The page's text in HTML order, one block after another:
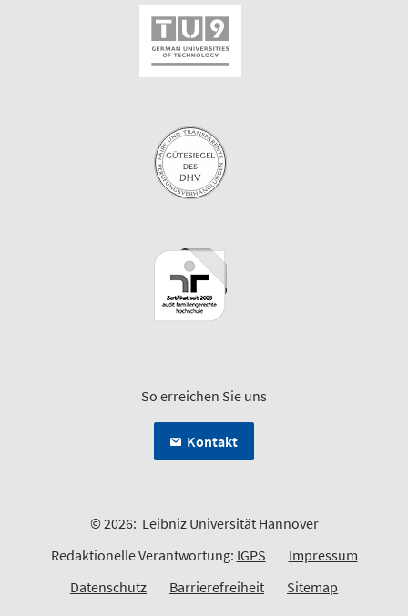
So erreichen Sie uns
Kontakt
© 2026: Leibniz Universität Hannover
Redaktionelle Verantwortung: IGPS
Impressum
Datenschutz
Barrierefreiheit Sitemap